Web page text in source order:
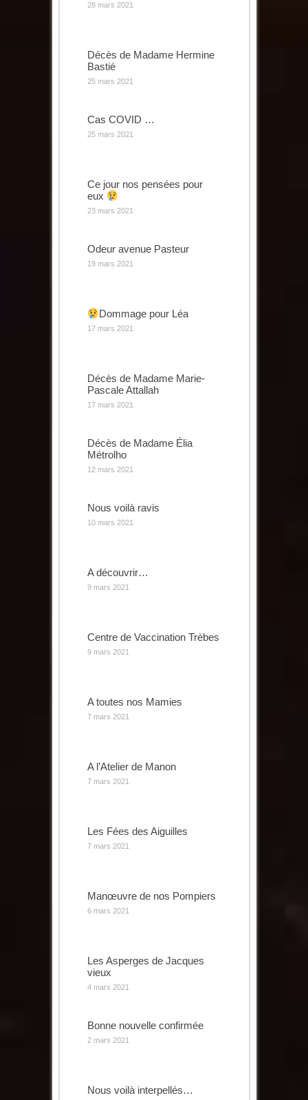
28 mars 2021
Décès de Madame Hermine
Bastié
25 mars 2021
Cas COVID …
25 mars 2021
Ce jour nos pensées pour
eux
23 mars 2021
Odeur avenue Pasteur
19 mars 2021
Dommage pour Léa
17 mars 2021
Décès de Madame Marie-
Pascale Attallah
17 mars 2021
Décès de Madame Élia
Métrolho
12 mars 2021
Nous voilà ravis
10 mars 2021
A découvrir…
9 mars 2021
Centre de Vaccination Trèbes
9 mars 2021
A toutes nos Mamies
7 mars 2021
A l’Atelier de Manon
7 mars 2021
Les Fées des Aiguilles
7 mars 2021
Manœuvre de nos Pompiers
6 mars 2021
Les Asperges de Jacques
vieux
4 mars 2021
Bonne nouvelle confirmée
2 mars 2021
Nous voilà interpellés…